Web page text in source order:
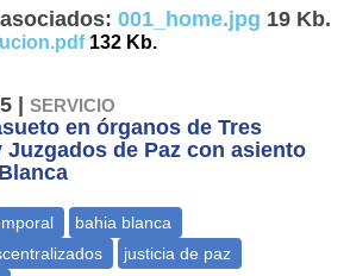
001_home.jpg 19 Kb.
132 Kb.
|SERVICIO
en órganos de Tres
Juzgados de Paz con asiento